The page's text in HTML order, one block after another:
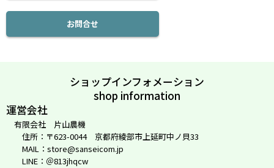
お問合せ
ショップインフォメーション
shop information
運営会社
有限会社 片山農機
住所：〒623-0044 京都府綾部市上延町中ノ貝33
MAIL：store@sanseicom.jp
LINE：＠813jhqcw